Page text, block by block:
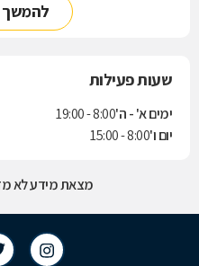
להמשך
שעות פעילות
ימים א' - ה'8:00 - 19:00
יום ו'8:00 - 15:00
מצאת מידע לא